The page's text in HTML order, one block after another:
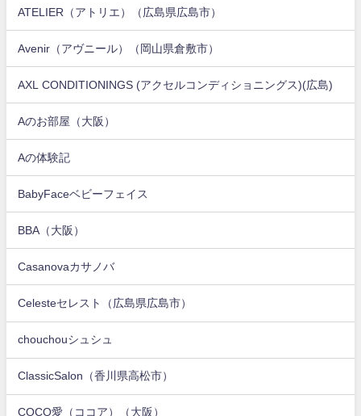
ATELIER（アトリエ）（広島県広島市）
Avenir（アヴニール）（岡山県倉敷市）
AXL CONDITIONINGS (アクセルコンディショニングス)(広島)
Aのお部屋（大阪）
Aの体験記
BabyFaceベビーフェイス
BBA（大阪）
Casanovaカサノバ
Celesteセレスト（広島県広島市）
chouchouシュシュ
ClassicSalon（香川県高松市）
COCO愛（ココア）（大阪）